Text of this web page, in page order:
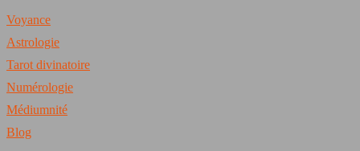
Voyance
Astrologie
Tarot divinatoire
Numérologie
Médiumnité
Blog